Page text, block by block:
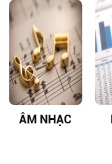
ÂM NHẠC